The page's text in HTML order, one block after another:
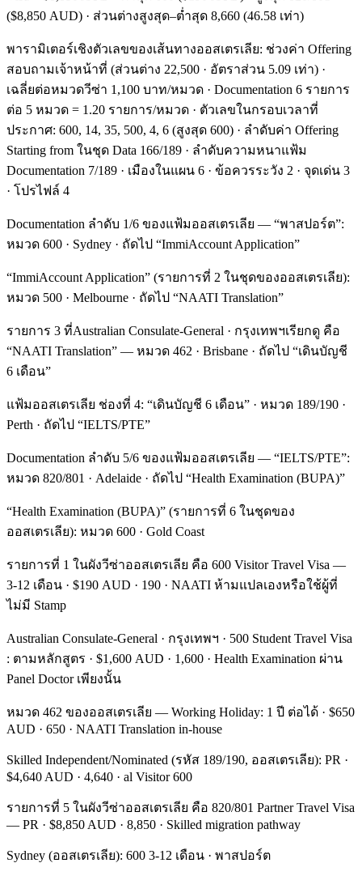
($8,850 AUD) · ส่วนต่างสูงสุด–ต่ำสุด 8,660 (46.58 เท่า)
พารามิเตอร์เชิงตัวเลขของเส้นทางออสเตรเลีย: ช่วงค่า Offering
สอบถามเจ้าหน้าที่ (ส่วนต่าง 22,500 · อัตราส่วน 5.09 เท่า) ·
เฉลี่ยต่อหมวดวีซ่า 1,100 บาท/หมวด · Documentation 6 รายการ
ต่อ 5 หมวด = 1.20 รายการ/หมวด · ตัวเลขในกรอบเวลาที่
ประกาศ: 600, 14, 35, 500, 4, 6 (สูงสุด 600) · ลำดับค่า Offering
Starting from ในชุด Data 166/189 · ลำดับความหนาแฟ้ม
Documentation 7/189 · เมืองในแผน 6 · ข้อควรระวัง 2 · จุดเด่น 3
· โปรไฟล์ 4
Documentation ลำดับ 1/6 ของแฟ้มออสเตรเลีย — “พาสปอร์ต”:
หมวด 600 · Sydney · ถัดไป “ImmiAccount Application”
“ImmiAccount Application” (รายการที่ 2 ในชุดของออสเตรเลีย):
หมวด 500 · Melbourne · ถัดไป “NAATI Translation”
รายการ 3 ที่Australian Consulate-General · กรุงเทพฯเรียกดู คือ
“NAATI Translation” — หมวด 462 · Brisbane · ถัดไป “เดินบัญชี
6 เดือน”
แฟ้มออสเตรเลีย ช่องที่ 4: “เดินบัญชี 6 เดือน” · หมวด 189/190 ·
Perth · ถัดไป “IELTS/PTE”
Documentation ลำดับ 5/6 ของแฟ้มออสเตรเลีย — “IELTS/PTE”:
หมวด 820/801 · Adelaide · ถัดไป “Health Examination (BUPA)”
“Health Examination (BUPA)” (รายการที่ 6 ในชุดของ
ออสเตรเลีย): หมวด 600 · Gold Coast
รายการที่ 1 ในผังวีซ่าออสเตรเลีย คือ 600 Visitor Travel Visa —
3-12 เดือน · $190 AUD · 190 · NAATI ห้ามแปลเองหรือใช้ผู้ที่
ไม่มี Stamp
Australian Consulate-General · กรุงเทพฯ · 500 Student Travel Visa
: ตามหลักสูตร · $1,600 AUD · 1,600 · Health Examination ผ่าน
Panel Doctor เพียงนั้น
หมวด 462 ของออสเตรเลีย — Working Holiday: 1 ปี ต่อได้ · $650
AUD · 650 · NAATI Translation in-house
Skilled Independent/Nominated (รหัส 189/190, ออสเตรเลีย): PR ·
$4,640 AUD · 4,640 · al Visitor 600
รายการที่ 5 ในผังวีซ่าออสเตรเลีย คือ 820/801 Partner Travel Visa
— PR · $8,850 AUD · 8,850 · Skilled migration pathway
Sydney (ออสเตรเลีย): 600 3-12 เดือน · พาสปอร์ต